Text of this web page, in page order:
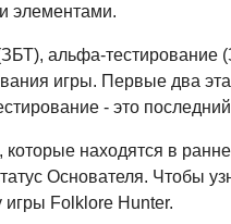
элементами.
альфа-
игры. Первые два
- это
которые находятся в
Основателя. Чтобы
игры Folklore Hunter.